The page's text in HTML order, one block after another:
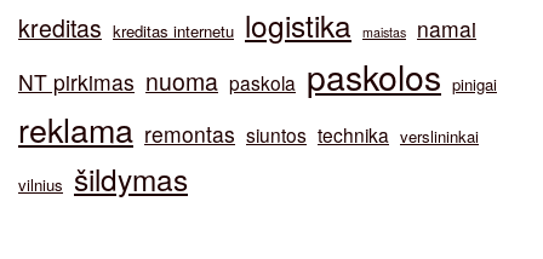
kreditas kreditas internetu logistika maistas
namai
NT pirkimas nuoma paskola paskolos pinigai
reklama remontas siuntos technika verslininkai
vilnius šildymas